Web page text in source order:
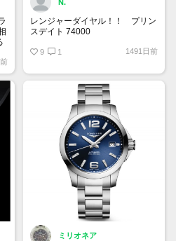
N.
レンジャーダイヤル！！ プリン
スデイト 74000
9 1 1491日前
ミリオネア